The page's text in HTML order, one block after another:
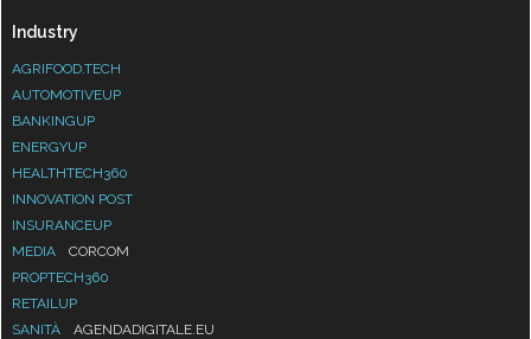
Industry
AGRIFOOD.TECH
AUTOMOTIVEUP
BANKINGUP
ENERGYUP
HEALTHTECH360
INNOVATION POST
INSURANCEUP
MEDIA
CORCOM
PROPTECH360
RETAILUP
SANITÀ
AGENDADIGITALE.EU